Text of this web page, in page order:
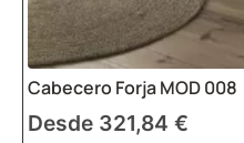
Cabecero Forja MOD 008
Desde 321,84 €